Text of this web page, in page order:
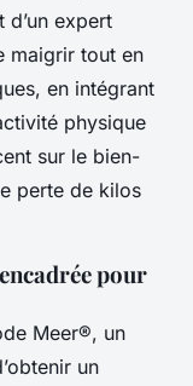
expert
maigrir tout en
en intégrant
physique
sur le bien-
perte de kilos
pour
Meer®, un
un